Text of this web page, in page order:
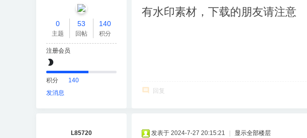
0
主题
53
回帖
140
积分
注册会员
积分
140
发消息
有水印素材，下载的朋友请注意
回复
L85720 发表于 2024-7-27 20:15:21 显示全部楼层